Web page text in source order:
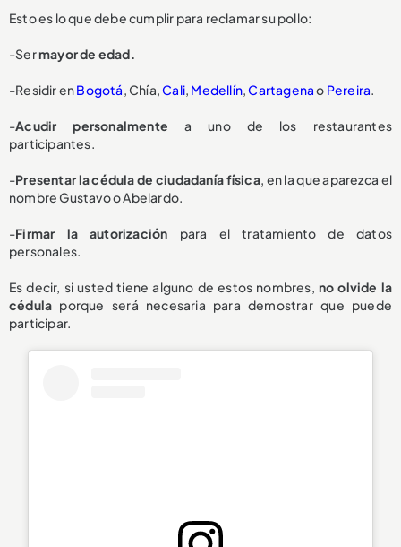
Esto es lo que debe cumplir para reclamar su pollo:
-Sermayor de edad.
-Residir enBogotá, Chía,Cali, Medellín,Cartagenao Pereira.
-Acudir personalmente a uno de los restaurantes
participantes.
-Presentar la cédula de ciudadanía física, en la que aparezca el
nombre Gustavo o Abelardo.
-Firmar la autorización para el tratamiento de datos
personales.
Es decir, si usted tiene alguno de estos nombres, no olvide la
cédula porque será necesaria para demostrar que puede
participar.